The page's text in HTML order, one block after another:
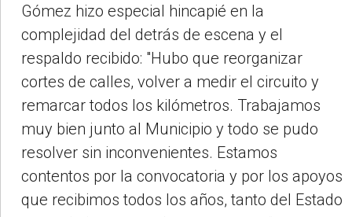
Gómez hizo especial hincapié en la
complejidad del detrás de escena y el
respaldo recibido: "Hubo que reorganizar
cortes de calles, volver a medir el circuito y
remarcar todos los kilómetros. Trabajamos
muy bien junto al Municipio y todo se pudo
resolver sin inconvenientes. Estamos
contentos por la convocatoria y por los apoyos
que recibimos todos los años, tanto del Estado